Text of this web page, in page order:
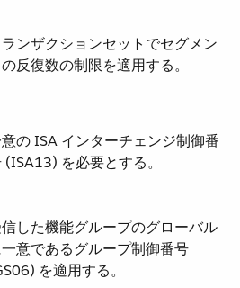
ランザクションセットでセグメン
の反復数の制限を適用する。
の ISA インターチェンジ制御番
(ISA13) を必要とする。
した機能グループのグローバル
意であるグループ制御番号
を適用する。